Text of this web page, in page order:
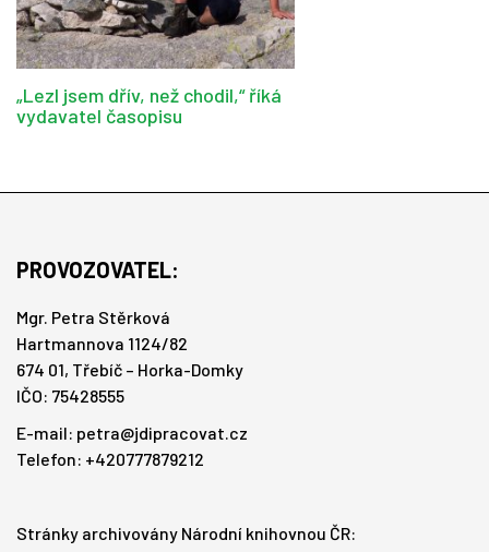
„Lezl jsem dřív, než chodil,“ říká
vydavatel časopisu
PROVOZOVATEL:
Mgr. Petra Stěrková
Hartmannova 1124/82
674 01, Třebíč – Horka-Domky
IČO: 75428555
E-mail: petra@jdipracovat.cz
Telefon: +420777879212
Stránky archivovány Národní knihovnou ČR: